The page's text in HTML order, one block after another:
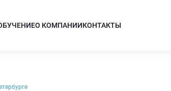
О КОМПАНИИКОНТАКТЫ